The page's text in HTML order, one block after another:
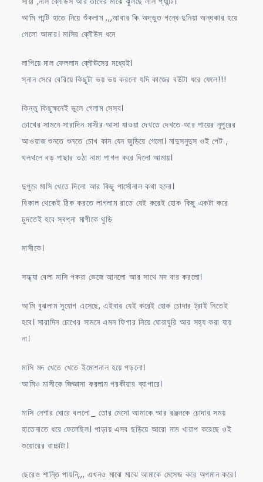
আমি পান্টি হাতে নিয়ে শুঁকলাম ,,,আবার কি অদ্ভুত গন্ধে দুনিয়া অন্ধকার হয়ে
গেলো আমার। মাসির ব্লৌউস ধনে
লাগিয়ে মাল ফেললাম ব্লৌঊসের মধ্যেই।
স্নান সেরে বেরিয়ে কিছুটা ভয় ভয় করলো যদি কাজের বউটা ধরে ফেলে!!!
কিন্তু কিছুক্ষনেই ভুলে গেলাম সেসব।
চোখের সামনে সারাদিন মাসীর আসা যাওয়া দেখতে দেখতে আর পায়ের নূপুরের
আওয়াজ শুনতে শুনতে চোখ কান যেন জুড়িয়ে গেলো। নাদুসনুদুস ওই পেট ,
থলথলে বড় পাছার ওঠা নামা পাগল করে দিলো আমায়।
দুপুরে মাসি খেতে দিলো আর কিছু পার্সোনাল কথা হলো।
বিকাল থেকেই ঠিক করতে লাগলাম রাতে যেই করেই হোক কিছু একটা করে
চুদতেই হবে স্বপ্না মাগীকে থুড়ি
মাসীকে।
সন্ধ্যা বেলা মাসি পকরা ভেজে আনলো আর সাথে মদ বার করলো।
আমি বুঝলাম সুযোগ এসেছে, এইবার যেই করেই হোক চোদার ট্রাই নিতেই
হবে। সারাদিন চোখের সামনে এমন ফিগার নিয়ে ঘোরাঘুরি আর সহ্য করা যায়
না।
মাসি মদ খেতে খেতে ইমোশনাল হয়ে পড়লো।
আমিও মাসীকে জিজ্ঞাসা করলাম পরকীয়ার ব্যাপারে।
মাসি নেশার ঘোরে বললো_ তোর মেসো আমাকে আর রঞ্জনকে চোদার সময়
হাতেনাতে ধরে ফেলেছিল। পাড়ায় এসব ছড়িয়ে আরো নাম খারাপ করেছে ওই
শুয়োরের বাচ্চাটা।
ছেরেও শান্তি পায়নি,,, এখনও মাঝে মাঝে আমাকে মেসেজ করে অপমান করে।